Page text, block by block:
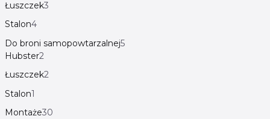
Łuszczek3
Stalon4
Do broni samopowtarzalnej5
Hubster2
Łuszczek2
Stalon1
Montaże30